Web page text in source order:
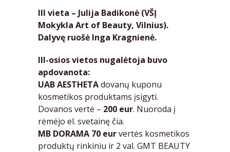
III vieta – Julija Badikonė (VŠĮ
Mokykla Art of Beauty, Vilnius).
Dalyvę ruošė Inga Kragnienė.
III-osios vietos nugalėtoja buvo
apdovanota:
UAB AESTHETAdovanų kuponu
kosmetikos produktams įsigyti.
Dovanos vertė – 200 eur. Nuoroda į
rėmėjo el. svetainę čia.
MB DORAMA 70 eurvertės kosmetikos
produktų rinkiniu ir 2 val. GMT BEAUTY